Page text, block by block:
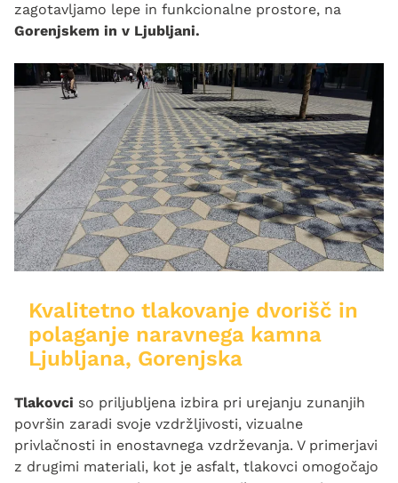
zagotavljamo lepe in funkcionalne prostore, na
Gorenjskem in v Ljubljani.
Kvalitetno tlakovanje dvorišč in
polaganje naravnega kamna
Ljubljana, Gorenjska
Tlakovci so priljubljena izbira pri urejanju zunanjih
površin zaradi svoje vzdržljivosti, vizualne
privlačnosti in enostavnega vzdrževanja. V primerjavi
z drugimi materiali, kot je asfalt, tlakovci omogočajo